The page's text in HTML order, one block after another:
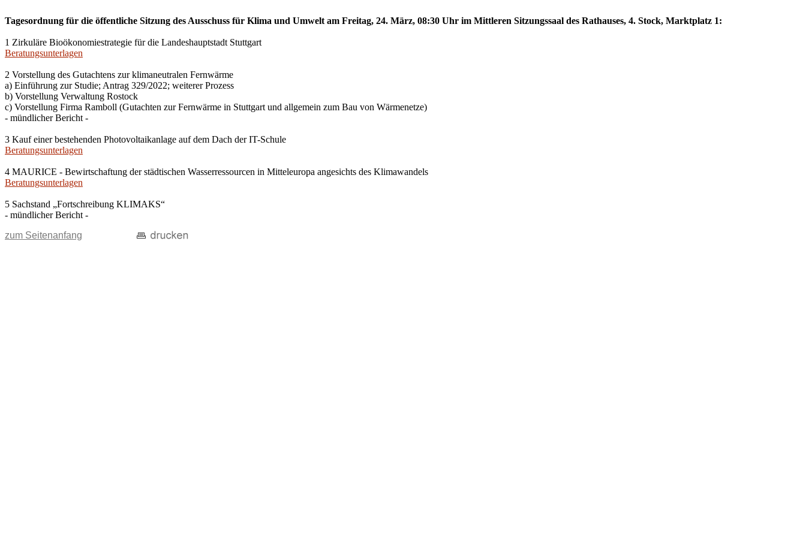
Tagesordnung für die öffentliche Sitzung des Ausschuss für Klima und Umwelt am Freitag, 24. März, 08:30 Uhr im Mittleren Sitzungssaal des Rathauses, 4. Stock, Marktplatz 1:
1 Zirkuläre Bioökonomiestrategie für die Landeshauptstadt Stuttgart
Beratungsunterlagen
2 Vorstellung des Gutachtens zur klimaneutralen Fernwärme
a) Einführung zur Studie; Antrag 329/2022; weiterer Prozess
b) Vorstellung Verwaltung Rostock
c) Vorstellung Firma Ramboll (Gutachten zur Fernwärme in Stuttgart und allgemein zum Bau von Wärmenetze)
- mündlicher Bericht -
3 Kauf einer bestehenden Photovoltaikanlage auf dem Dach der IT-Schule
Beratungsunterlagen
4 MAURICE - Bewirtschaftung der städtischen Wasserressourcen in Mitteleuropa angesichts des Klimawandels
Beratungsunterlagen
5 Sachstand „Fortschreibung KLIMAKS“
- mündlicher Bericht -
zum Seitenanfang